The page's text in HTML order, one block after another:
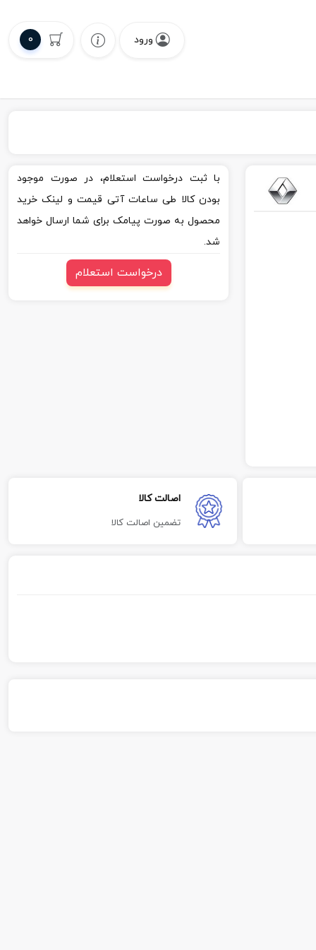
ورود 0
با ثبت درخواست استعلام، در صورت موجود
بودن کالا طی ساعات آتی قیمت و لینک خرید
محصول به صورت پیامک برای شما ارسال خواهد
شد.
درخواست استعلام
اصالت کالا
تضمین اصالت کالا